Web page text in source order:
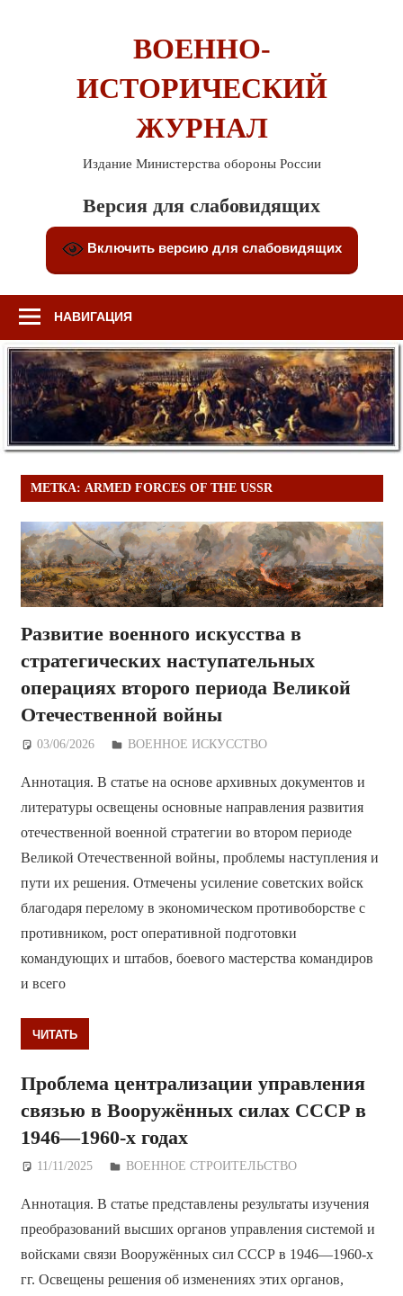
ВОЕННО-
ИСТОРИЧЕСКИЙ
ЖУРНАЛ
Издание Министерства обороны России
Версия для слабовидящих
Включить версию для слабовидящих
НАВИГАЦИЯ
МЕТКА: ARMED FORCES OF THE USSR
Развитие военного искусства в
стратегических наступательных
операциях второго периода Великой
Отечественной войны
03/06/2026 Дежурный по Редакции
ВОЕННОЕ ИСКУССТВО
Аннотация. В статье на основе архивных документов и
литературы освещены основные направления развития
отечественной военной стратегии во втором периоде
Великой Отечественной войны, проблемы наступления и
пути их решения. Отмечены усиление советских войск
благодаря перелому в экономическом противоборстве с
противником, рост оперативной подготовки
командующих и штабов, боевого мастерства командиров
и всего
ЧИТАТЬ
Проблема централизации управления
связью в Вооружённых силах СССР в
1946—1960-х годах
11/11/2025 Дежурный по Редакции
ВОЕННОЕ СТРОИТЕЛЬСТВО
Аннотация. В статье представлены результаты изучения
преобразований высших органов управления системой и
войсками связи Вооружённых сил СССР в 1946—1960-х
гг. Освещены решения об изменениях этих органов,